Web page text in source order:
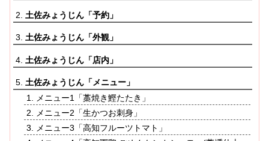
土佐みょうじん「予約」
土佐みょうじん「外観」
土佐みょうじん「店内」
土佐みょうじん「メニュー」
メニュー1「藁焼き鰹たたき」
メニュー2「生かつお刺身」
メニュー3「高知フルーツトマト」